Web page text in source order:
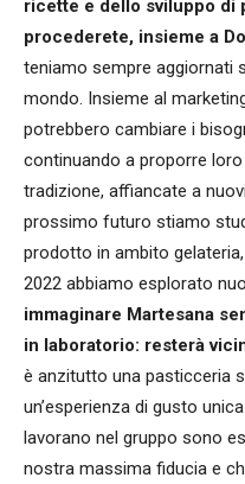
ricette e dello sviluppo di
procederete, insieme a
teniamo sempre aggiornati
mondo. Insieme al
potrebbero cambiare i
continuando a proporre
tradizione, affiancate a
prossimo futuro stiamo
prodotto in ambito
2022 abbiamo esplorato
immaginare Martesana
in laboratorio: resterà
è anzitutto una pasticceria
un’esperienza di gusto
lavorano nel gruppo sono
nostra massima fiducia e